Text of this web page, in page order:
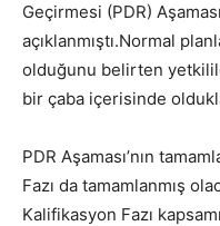
Geçirmesi (PDR)
açıklanmıştı.Normal
olduğunu belirten
bir çaba içerisinde
PDR Aşaması’nın
Fazı da tamamlanmış
Kalifikasyon Fazı